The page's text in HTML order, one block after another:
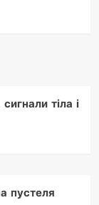
тіла і
пустеля